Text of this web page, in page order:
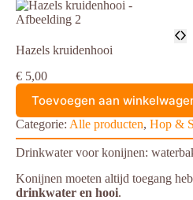
Hazels kruidenhooi
€ 5,00
Toevoegen aan
Categorie: Alle producten, Hop &
Drinkwater voor konijnen:
Konijnen moeten altijd toegang
drinkwater en hooi.